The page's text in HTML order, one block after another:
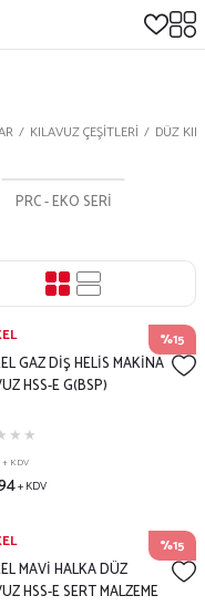
KILAVUZ ÇEŞİTLERİ DÜZ
PRC - EKO SERİ
%15
GAZ DİŞ HELİS MAKİNA
HSS-E G(BSP)
+ KDV
+ KDV
%15
MAVİ HALKA DÜZ
HSS-E SERT MALZEME